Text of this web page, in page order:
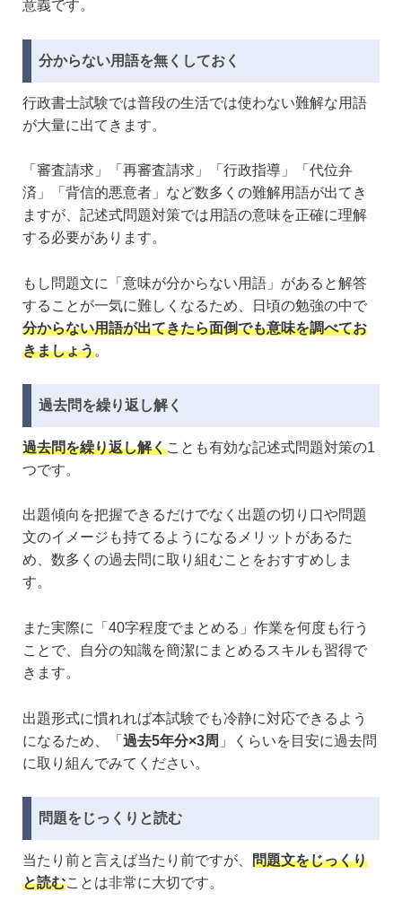
意義です。
分からない用語を無くしておく
行政書士試験では普段の生活では使わない難解な用語
が大量に出てきます。
「審査請求」「再審査請求」「行政指導」「代位弁
済」「背信的悪意者」など数多くの難解用語が出てき
ますが、記述式問題対策では用語の意味を正確に理解
する必要があります。
もし問題文に「意味が分からない用語」があると解答
することが一気に難しくなるため、日頃の勉強の中で
分からない用語が出てきたら面倒でも意味を調べてお
きましょう。
過去問を繰り返し解く
過去問を繰り返し解くことも有効な記述式問題対策の1
つです。
出題傾向を把握できるだけでなく出題の切り口や問題
文のイメージも持てるようになるメリットがあるた
め、数多くの過去問に取り組むことをおすすめしま
す。
また実際に「40字程度でまとめる」作業を何度も行う
ことで、自分の知識を簡潔にまとめるスキルも習得で
きます。
出題形式に慣れれば本試験でも冷静に対応できるよう
になるため、「 過去5年分×3周 」くらいを目安に過去問
に取り組んでみてください。
問題をじっくりと読む
当たり前と言えば当たり前ですが、 問題文をじっくり
と読むことは非常に大切です。